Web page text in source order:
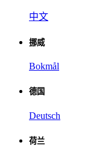
中文
挪威
Bokmål
德国
Deutsch
荷兰